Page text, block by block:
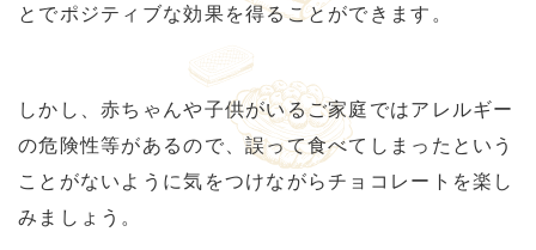
とでポジティブな効果を得ることができます。
しかし、赤ちゃんや子供がいるご家庭ではアレルギー
の危険性等があるので、誤って食べてしまったという
ことがないように気をつけながらチョコレートを楽し
みましょう。